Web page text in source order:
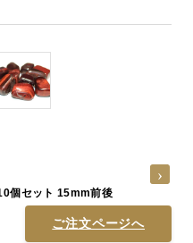
個セット 15mm前後
ご注文ページへ